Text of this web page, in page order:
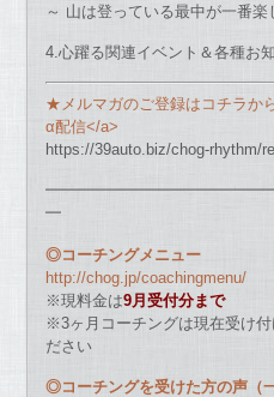
～ 山は登っている最中が一番楽
4.心躍る関連イベント＆各種お
★メルマガのご登録はコチラ
α配信</a>
https://39auto.biz/chog-rhythm/
━
◎コーチングメニュー
http://chog.jp/coachingmenu/
※現料金は9月受付分まで
※3ヶ月コーチングは現在受け
ださい
◎コーチングを受けた方の声（